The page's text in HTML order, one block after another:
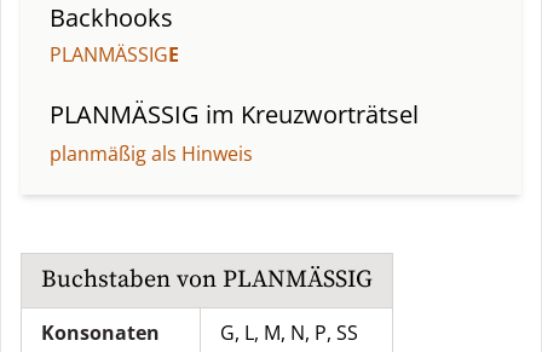
Backhooks
PLANMÄSSIG E
PLANMÄSSIG im Kreuzworträtsel
planmäßig als Hinweis
Buchstaben von PLANMÄSSIG
Konsonaten
G, L, M, N, P, SS